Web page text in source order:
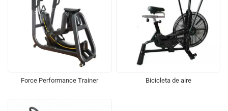
Force Performance Trainer Bicicleta de aire